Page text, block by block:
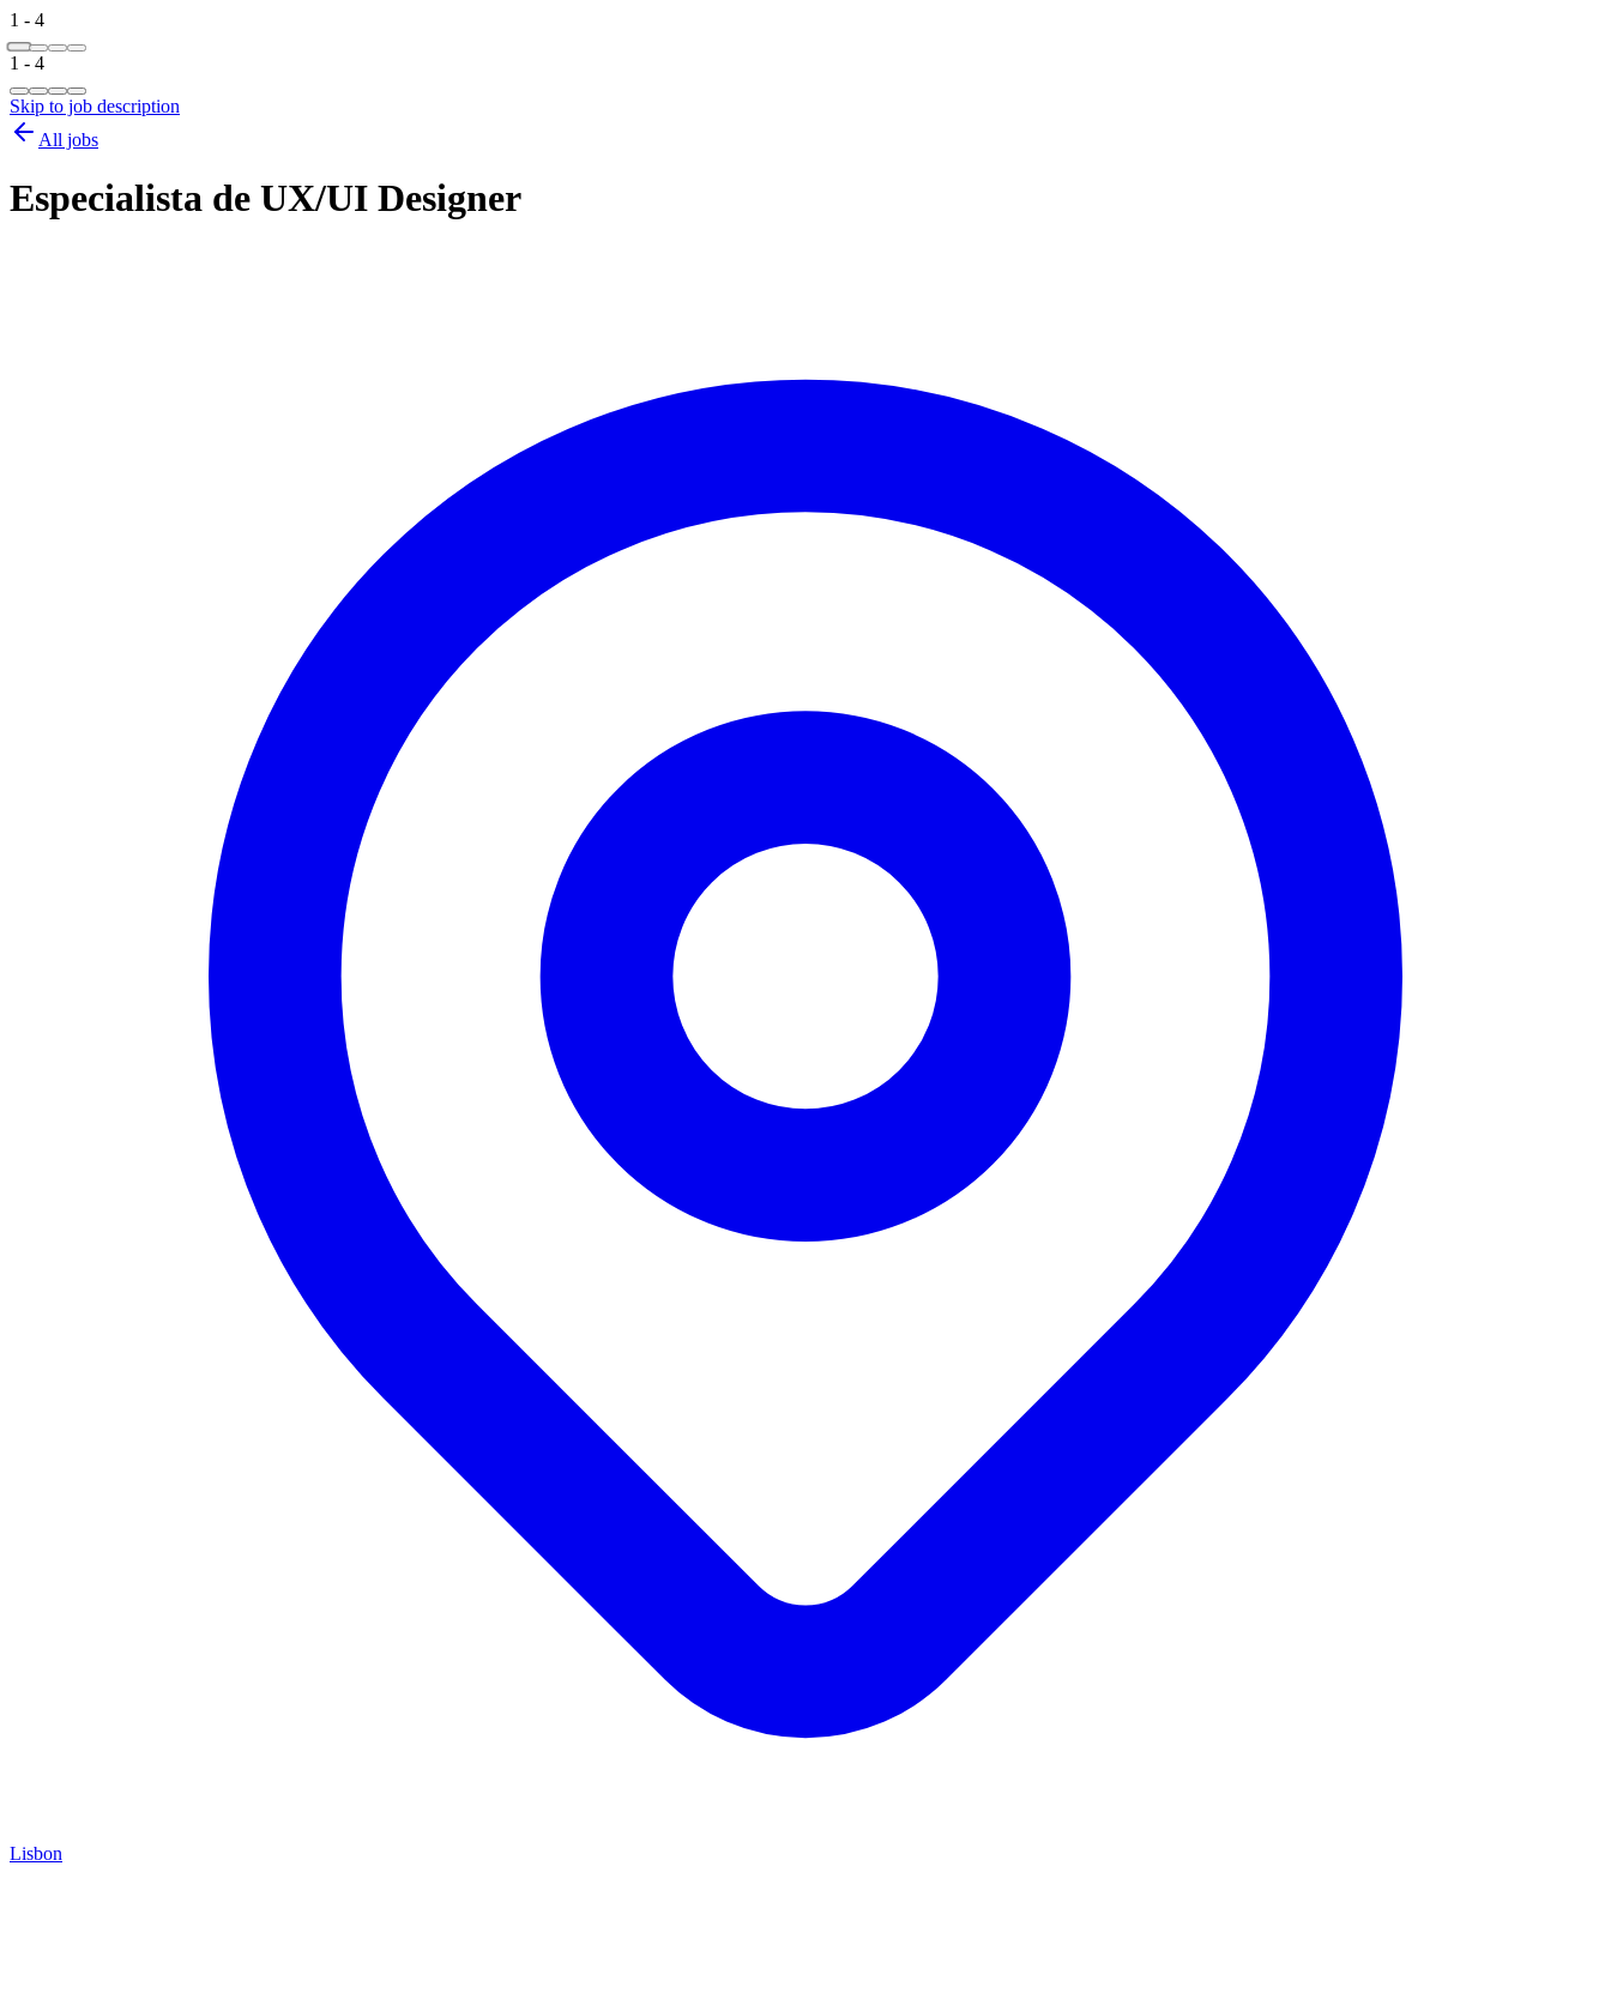
1 - 4
1 - 4
Skip to job description
All jobs
Especialista de UX/UI Designer
Lisbon